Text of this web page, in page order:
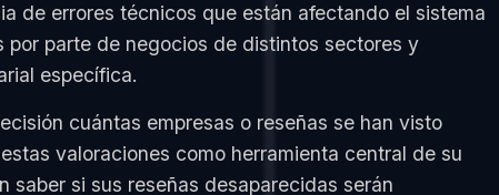
de errores técnicos que están afectando el sistema
por parte de negocios de distintos sectores y
específica.
cuántas empresas o reseñas se han visto
valoraciones como herramienta central de su
si sus reseñas desaparecidas serán